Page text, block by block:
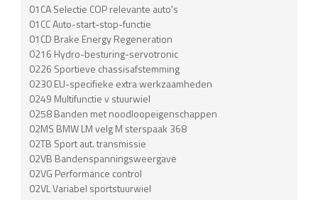
01CA Selectie COP relevante auto's
01CC Auto-start-stop-functie
01CD Brake Energy Regeneration
0216 Hydro-besturing-servotronic
0226 Sportieve chassisafstemming
0230 EU-specifieke extra werkzaamheden
0249 Multifunctie v stuurwiel
0258 Banden met noodloopeigenschappen
02MS BMW LM velg M sterspaak 368
02TB Sport aut. transmissie
02VB Bandenspanningsweergave
02VG Performance control
02VL Variabel sportstuurwiel